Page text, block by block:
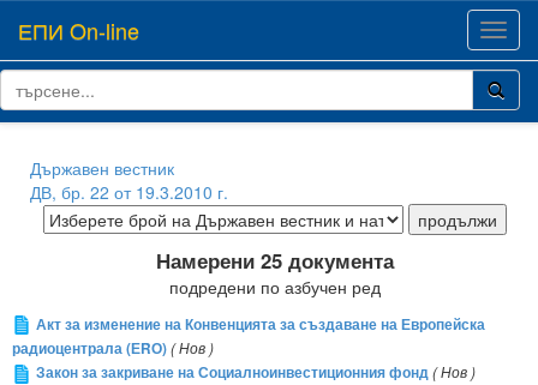
ЕПИ On-line
Държавен вестник
ДВ, бр. 22 от 19.3.2010 г.
Намерени 25 документа
подредени по азбучен ред
Акт за изменение на Конвенцията за създаване на Европейска
радиоцентрала (ЕRО)( Нов )
Закон за закриване на Социалноинвестиционния фонд( Нов )